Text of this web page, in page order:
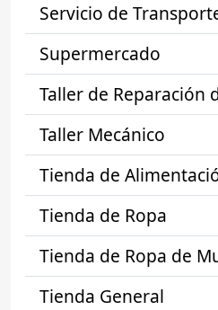
Servicio de
Supermercado
Taller de Reparación
Taller Mecánico
Tienda de
Tienda de Ropa
Tienda de Ropa de
Tienda General